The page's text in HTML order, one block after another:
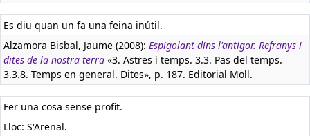
Es diu quan un fa una feina inútil.
Alzamora Bisbal, Jaume (2008): Espigolant dins l'antigor. Refranys i
dites de la nostra terra «3. Astres i temps. 3.3. Pas del temps.
3.3.8. Temps en general. Dites», p. 187. Editorial Moll.
Fer una cosa sense profit.
Lloc: S'Arenal.